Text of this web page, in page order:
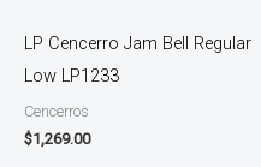
LP Cencerro Jam Bell Regular
Low LP1233
Cencerros
$1,269.00